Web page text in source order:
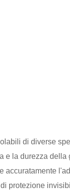
di diverse
e la durezza della
accuratamente
protezione